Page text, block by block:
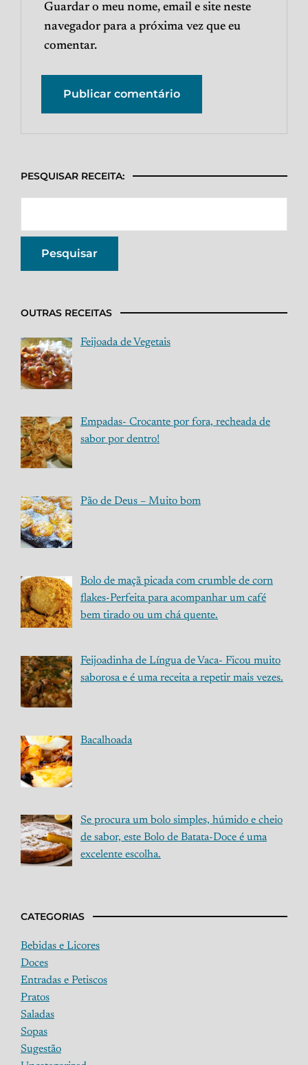
Guardar o meu nome, email e site neste
navegador para a próxima vez que eu
comentar.
PESQUISAR RECEITA:
OUTRAS RECEITAS
Feijoada de Vegetais
Empadas- Crocante por fora, recheada de
sabor por dentro!
Pão de Deus – Muito bom
Bolo de maçã picada com crumble de corn
flakes-Perfeita para acompanhar um café
bem tirado ou um chá quente.
Feijoadinha de Língua de Vaca- Ficou muito
saborosa e é uma receita a repetir mais vezes.
Bacalhoada
Se procura um bolo simples, húmido e cheio
de sabor, este Bolo de Batata-Doce é uma
excelente escolha.
CATEGORIAS
Bebidas e Licores
Doces
Entradas e Petiscos
Pratos
Saladas
Sopas
Sugestão